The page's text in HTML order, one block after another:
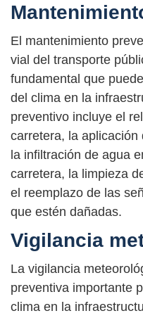
El mantenimiento
vial del transporte
fundamental que
del clima en la
preventivo incluye el
carretera, la
la infiltración de agua
carretera, la limpieza
el reemplazo de las
que estén dañadas.
Vigilancia
La vigilancia
preventiva importante
clima en la